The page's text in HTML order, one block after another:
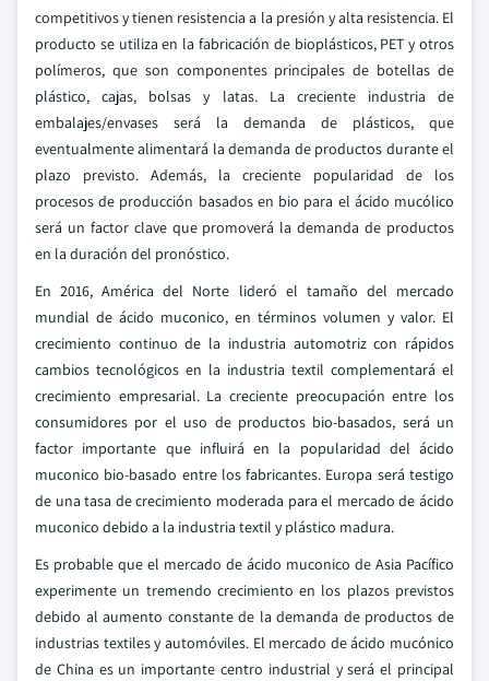
competitivos y tienen resistencia a la presión y alta resistencia. El
producto se utiliza en la fabricación de bioplásticos, PET y otros
polímeros, que son componentes principales de botellas de
plástico, cajas, bolsas y latas. La creciente industria de
embalajes/envases será la demanda de plásticos, que
eventualmente alimentará la demanda de productos durante el
plazo previsto. Además, la creciente popularidad de los
procesos de producción basados en bio para el ácido mucólico
será un factor clave que promoverá la demanda de productos
en la duración del pronóstico.
En 2016, América del Norte lideró el tamaño del mercado
mundial de ácido muconico, en términos volumen y valor. El
crecimiento continuo de la industria automotriz con rápidos
cambios tecnológicos en la industria textil complementará el
crecimiento empresarial. La creciente preocupación entre los
consumidores por el uso de productos bio-basados, será un
factor importante que influirá en la popularidad del ácido
muconico bio-basado entre los fabricantes. Europa será testigo
de una tasa de crecimiento moderada para el mercado de ácido
muconico debido a la industria textil y plástico madura.
Es probable que el mercado de ácido muconico de Asia Pacífico
experimente un tremendo crecimiento en los plazos previstos
debido al aumento constante de la demanda de productos de
industrias textiles y automóviles. El mercado de ácido mucónico
de China es un importante centro industrial y será el principal